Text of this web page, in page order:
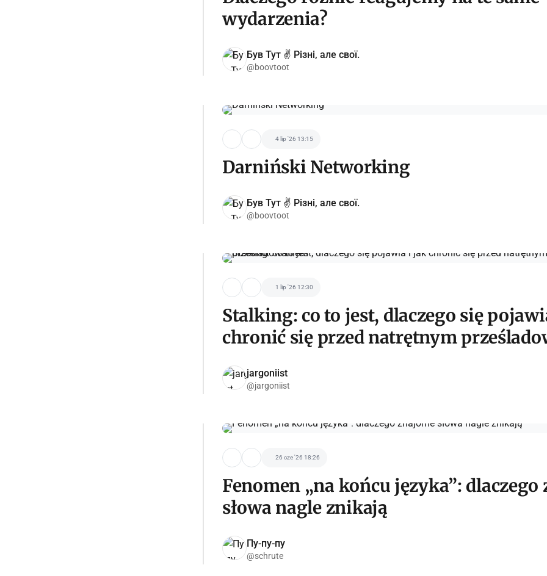
wydarzenia?
Був Тут ✌️ Різні, але свої.
@boovtoot
4 lip '26 13:15
Darniński Networking
Був Тут ✌️ Різні, але свої.
@boovtoot
1 lip '26 12:30
Stalking: co to jest, dlaczego się
chronić się przed natrętnym
jargoniist
@jargoniist
26 cze '26 18:26
Fenomen „na końcu języka”: dlaczego
słowa nagle znikają
Пу-пу-пу
@schrute